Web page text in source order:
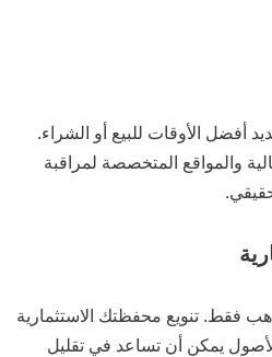
أفضل الأوقات للبيع أو الشراء.
والمواقع المتخصصة لمراقبة
فقط. تنويع محفظتك الاستثمارية
يمكن أن تساعد في تقليل